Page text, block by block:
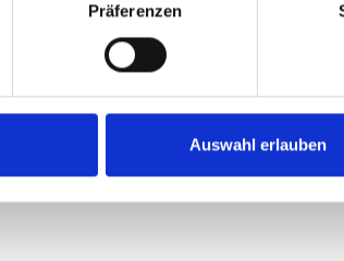
Präferenzen
Auswahl erlauben
E-ATX and 13.68" x 13" 8 x 2.5" hot-
SATA HDD/SSD 1U 560W/600W Multi-
for PCI card cooling Dimensions: Height